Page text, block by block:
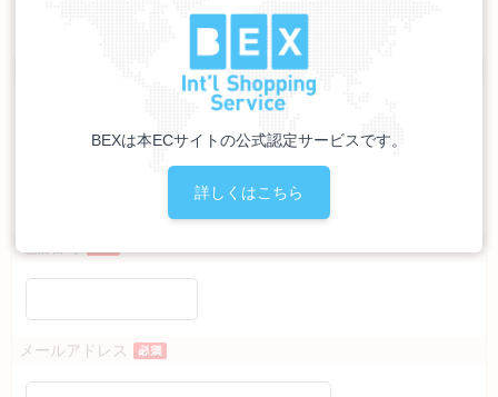
（全角カナで入力してください）
メールアドレス
BEXは本ECサイトの公式認定サービスです。
詳しくはこちら